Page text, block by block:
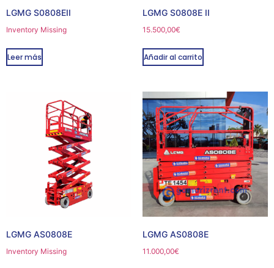
LGMG S0808EII
Inventory Missing
Leer más
LGMG S0808E II
15.500,00€
Añadir al carrito
LGMG AS0808E
Inventory Missing
LGMG AS0808E
11.000,00€